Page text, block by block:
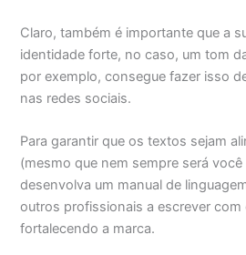
Claro, também é importante que a
identidade forte, no caso, um tom
por exemplo, consegue fazer isso
nas redes sociais.
Para garantir que os textos sejam
(mesmo que nem sempre será você
desenvolva um manual de
outros profissionais a escrever com
fortalecendo a marca.